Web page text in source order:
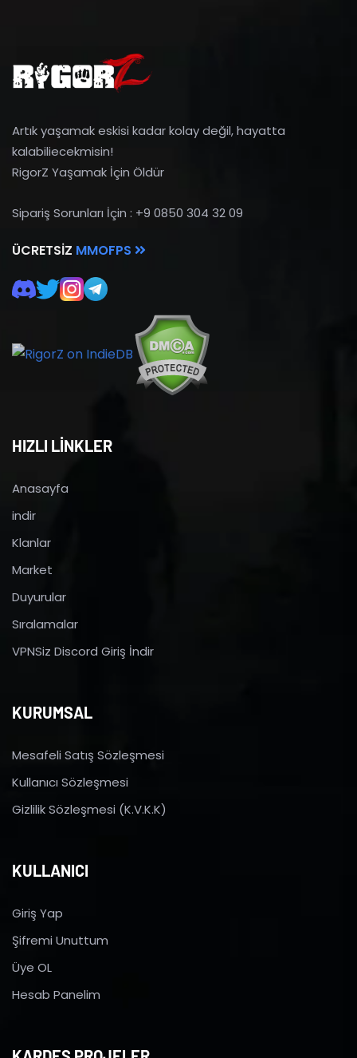
Artık yaşamak eskisi kadar kolay değil, hayatta
kalabiliecekmisin!
RigorZ Yaşamak İçin Öldür
Sipariş Sorunları İçin : +9 0850 304 32 09
ÜCRETSIZ MMOFPS
HIZLI LİNKLER
Anasayfa
indir
Klanlar
Market
Duyurular
Sıralamalar
VPNSiz Discord Giriş İndir
KURUMSAL
Mesafeli Satış Sözleşmesi
Kullanıcı Sözleşmesi
Gizlilik Sözleşmesi (K.V.K.K)
KULLANICI
Giriş Yap
Şifremi Unuttum
Üye OL
Hesab Panelim